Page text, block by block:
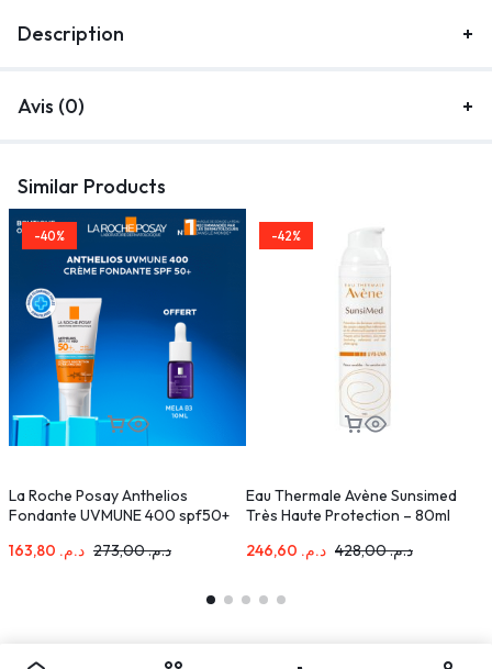
Description
Avis (0)
Similar Products
-40%
La Roche Posay Anthelios
Fondante UVMUNE 400 spf50+
Pack
د.م. د.م.273,00
-42%
Eau Thermale Avène Sunsimed
Très Haute Protection – 80ml
د.م.
د.م.428,00